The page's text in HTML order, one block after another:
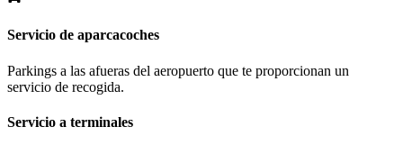
Servicio de aparcacoches
Parkings a las afueras del aeropuerto que te proporcionan un
servicio de recogida.
Servicio a terminales